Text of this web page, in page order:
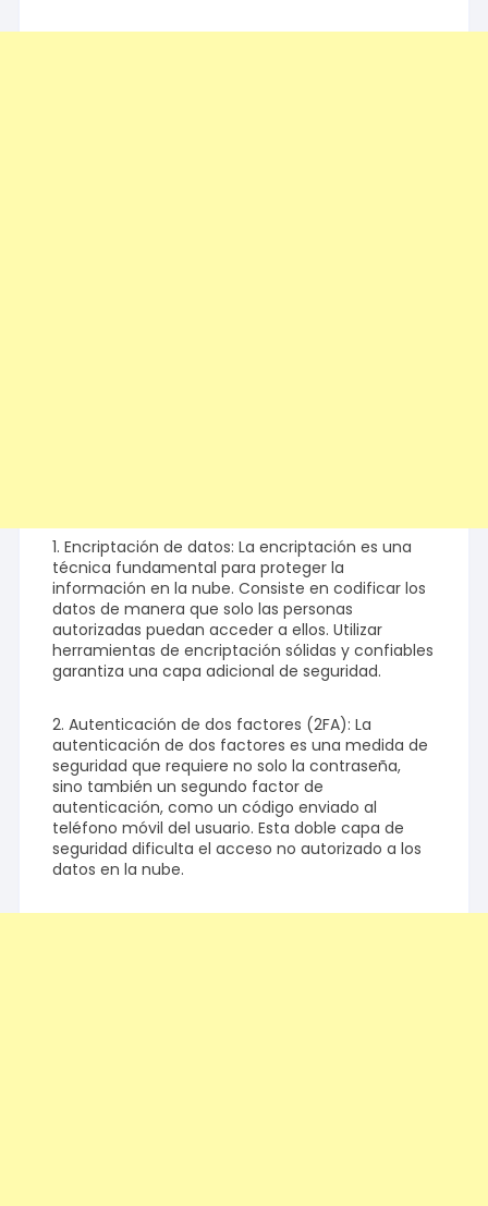
1. Encriptación de datos: La encriptación es una
técnica fundamental para proteger la
información en la nube. Consiste en codificar los
datos de manera que solo las personas
autorizadas puedan acceder a ellos. Utilizar
herramientas de encriptación sólidas y confiables
garantiza una capa adicional de seguridad.
2. Autenticación de dos factores (2FA): La
autenticación de dos factores es una medida de
seguridad que requiere no solo la contraseña,
sino también un segundo factor de
autenticación, como un código enviado al
teléfono móvil del usuario. Esta doble capa de
seguridad dificulta el acceso no autorizado a los
datos en la nube.